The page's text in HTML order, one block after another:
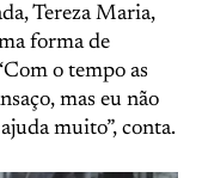
Tereza Maria,
forma de
o tempo as
mas eu não
muito”, conta.